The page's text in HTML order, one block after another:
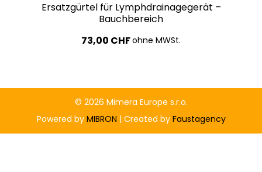
Ersatzgürtel für Lymphdrainagegerät –
Bauchbereich
73,00 CHFohne MWSt.
© 2026 Mimera Europe s.r.o.
Powered by MIBRON | Created by Faustagency